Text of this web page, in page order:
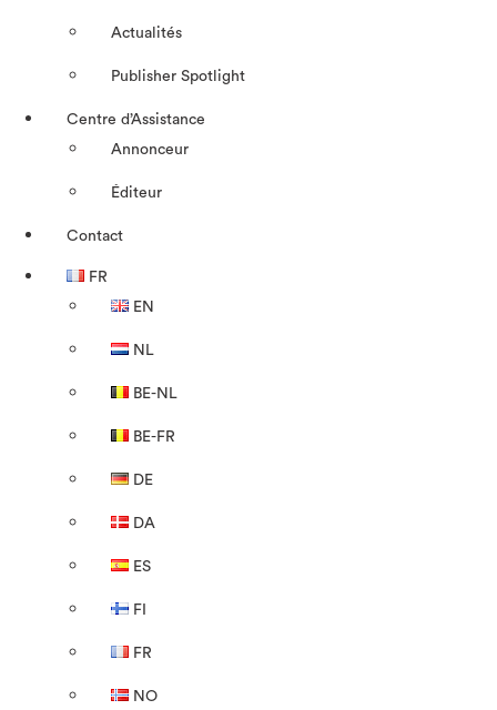
Actualités
Publisher Spotlight
Centre d’Assistance
Annonceur
Éditeur
Contact
FR
EN
NL
BE-NL
BE-FR
DE
DA
ES
FI
FR
NO